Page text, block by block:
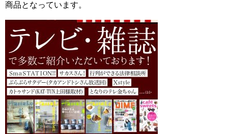
商品となっています。